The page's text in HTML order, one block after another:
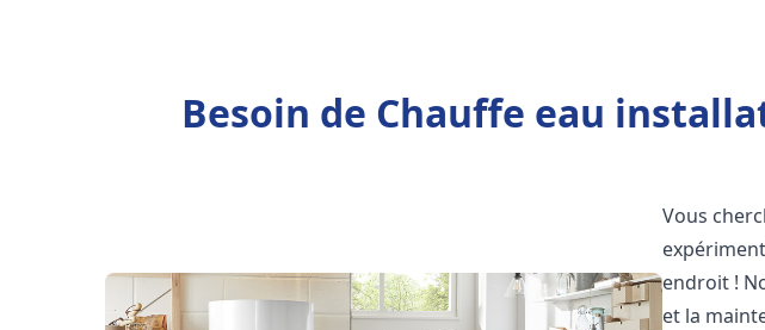
Besoin de Chauffe eau
Vous
endroit !
et la